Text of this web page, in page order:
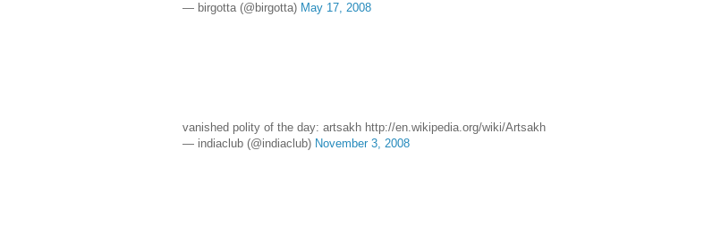
— birgotta (@birgotta) May 17, 2008
vanished polity of the day: artsakh http://en.wikipedia.org/wiki/Artsakh
— indiaclub (@indiaclub) November 3, 2008